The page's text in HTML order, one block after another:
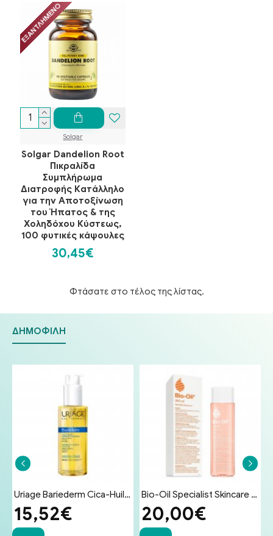
ΕΞΑΝΤΛΗΜΈΝΟ
Solgar
Solgar Dandelion Root
Πικραλίδα
Συμπλήρωμα
Διατροφής Κατάλληλο
για την Αποτοξίνωση
του Ήπατος & της
Χοληδόχου Κύστεως,
100 φυτικές κάψουλες
30,45€
Φτάσατε στο τέλος της λίστας.
ΔΗΜΟΦΙΛΉ
Uriage Bariederm Cica-Huil (Cica-Oil) 100ml - Έλαιο Επανόρθωσης Προσώπου & Σώματος για Ραγάδες & Ουλές
15,52€
Bio-Oil Specialist Skincare Oil Λάδι Επανόρθωσης Ουλών & Ραγάδων 200ml
20,00€